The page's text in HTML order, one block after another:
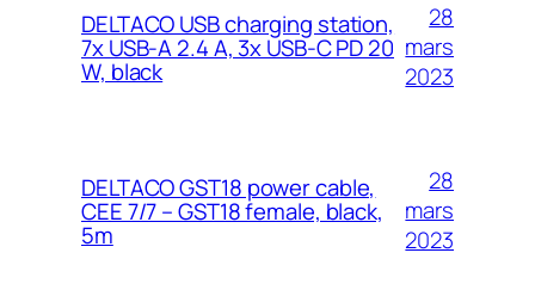
DELTACO USB charging station,
7x USB-A 2.4 A, 3x USB-C PD 20
W, black
28
mars
2023
DELTACO GST18 power cable,
CEE 7/7 – GST18 female, black,
5m
28
mars
2023